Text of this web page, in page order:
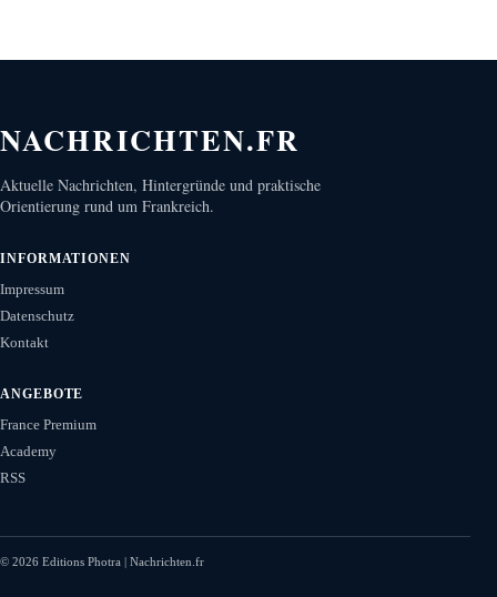
NACHRICHTEN.FR
Aktuelle Nachrichten, Hintergründe und praktische
Orientierung rund um Frankreich.
INFORMATIONEN
Impressum
Datenschutz
Kontakt
ANGEBOTE
France Premium
Academy
RSS
© 2026 Editions Photra | Nachrichten.fr